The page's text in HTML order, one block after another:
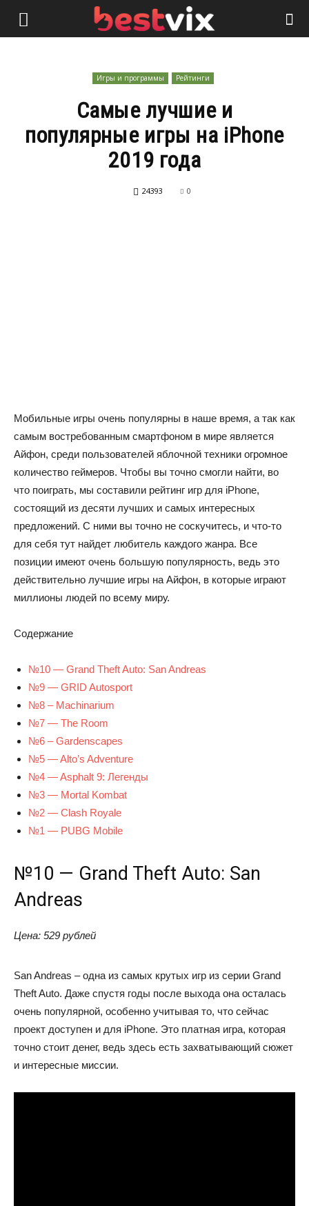
Игры и программы Рейтинги
Самые лучшие и
популярные игры на iPhone
2019 года
24393 0
Мобильные игры очень популярны в наше время, а так как
самым востребованным смартфоном в мире является
Айфон, среди пользователей яблочной техники огромное
количество геймеров. Чтобы вы точно смогли найти, во
что поиграть, мы составили рейтинг игр для iPhone,
состоящий из десяти лучших и самых интересных
предложений. С ними вы точно не соскучитесь, и что-то
для себя тут найдет любитель каждого жанра. Все
позиции имеют очень большую популярность, ведь это
действительно лучшие игры на Айфон, в которые играют
миллионы людей по всему миру.
Содержание
№10 — Grand Theft Auto: San Andreas
№9 — GRID Autosport
№8 – Machinarium
№7 — The Room
№6 – Gardenscapes
№5 — Alto’s Adventure
№4 — Asphalt 9: Легенды
№3 — Mortal Kombat
№2 — Clash Royale
№1 — PUBG Mobile
№10 — Grand Theft Auto: San
Andreas
Цена: 529 рублей
San Andreas – одна из самых крутых игр из серии Grand
Theft Auto. Даже спустя годы после выхода она осталась
очень популярной, особенно учитывая то, что сейчас
проект доступен и для iPhone. Это платная игра, которая
точно стоит денег, ведь здесь есть захватывающий сюжет
и интересные миссии.